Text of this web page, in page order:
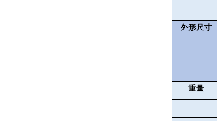
外形尺寸
重量